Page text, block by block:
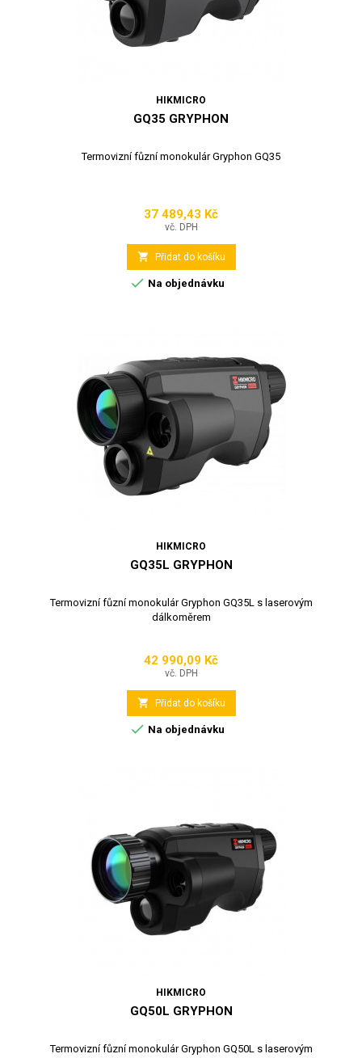
HIKMICRO
GQ35 GRYPHON
Termovizní fůzní monokulár Gryphon GQ35
Cena
37 489,43 Kč
vč. DPH
 Přidat do košíku
 Na objednávku
HIKMICRO
GQ35L GRYPHON
Termovizní fůzní monokulár Gryphon GQ35L s laserovým
dálkoměrem
Cena
42 990,09 Kč
vč. DPH
 Přidat do košíku
 Na objednávku
HIKMICRO
GQ50L GRYPHON
Termovizní fůzní monokulár Gryphon GQ50L s laserovým